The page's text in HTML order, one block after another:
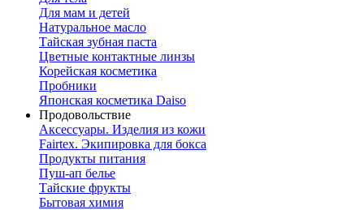
Для мам и детей
Натуральное масло
Тайская зубная паста
Цветные контактные линзы
Корейская косметика
Пробники
Японская косметика Daiso
Продовольствие
Аксессуары. Изделия из кожи
Fairtex. Экипировка для бокса
Продукты питания
Пуш-ап белье
Тайские фрукты
Бытовая химия